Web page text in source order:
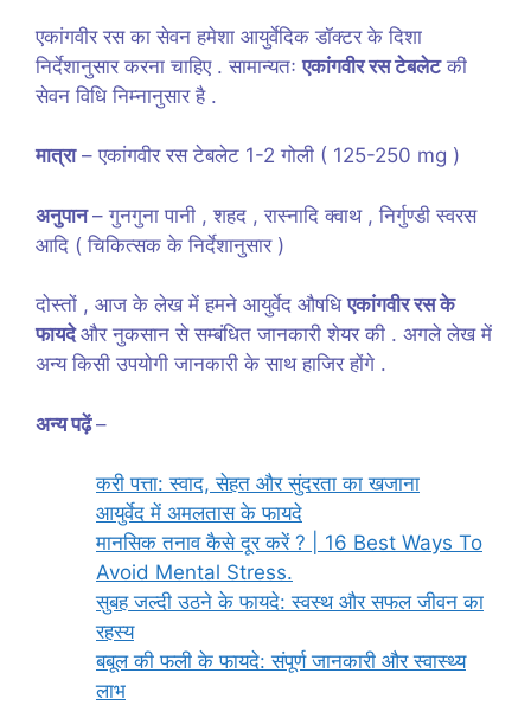
एकांगवीर रस का सेवन हमेशा आयुर्वेदिक डॉक्टर के दिशा
निर्देशानुसार करना चाहिए . सामान्यतःएकांगवीर रस टेबलेटकी
सेवन विधि निम्नानुसार है .
मात्रा– एकांगवीर रस टेबलेट 1-2 गोली ( 125-250 mg )
अनुपान– गुनगुना पानी , शहद , रास्नादि क्वाथ , निर्गुण्डी स्वरस
आदि ( चिकित्सक के निर्देशानुसार )
दोस्तों , आज के लेख में हमने आयुर्वेद औषधिएकांगवीर रस के
फायदेऔर नुकसान से सम्बंधित जानकारी शेयर की . अगले लेख में
अन्य किसी उपयोगी जानकारी के साथ हाजिर होंगे .
अन्य पढ़ें–
करी पत्ता: स्वाद, सेहत और सुंदरता का खजाना
आयुर्वेद में अमलतास के फायदे
मानसिक तनाव कैसे दूर करें ? | 16 Best Ways To
Avoid Mental Stress.
सुबह जल्दी उठने के फायदे: स्वस्थ और सफल जीवन का
रहस्य
बबूल की फली के फायदे: संपूर्ण जानकारी और स्वास्थ्य
लाभ